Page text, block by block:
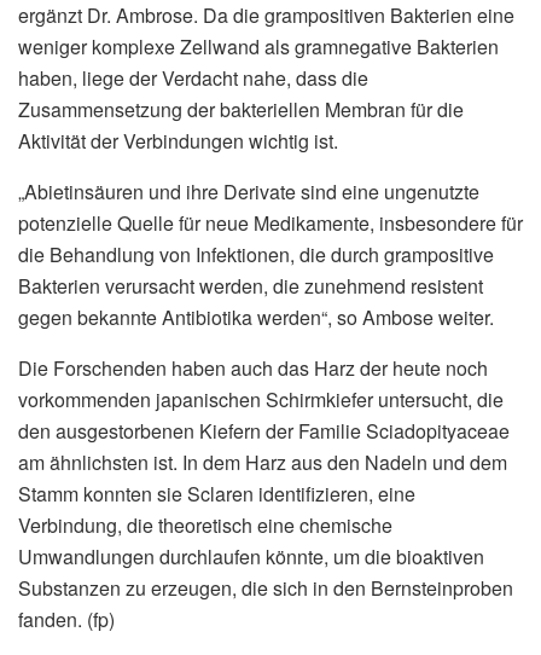
ergänzt Dr. Ambrose. Da die grampositiven Bakterien eine
weniger komplexe Zellwand als gramnegative Bakterien
haben, liege der Verdacht nahe, dass die
Zusammensetzung der bakteriellen Membran für die
Aktivität der Verbindungen wichtig ist.
„Abietinsäuren und ihre Derivate sind eine ungenutzte
potenzielle Quelle für neue Medikamente, insbesondere für
die Behandlung von Infektionen, die durch grampositive
Bakterien verursacht werden, die zunehmend resistent
gegen bekannte Antibiotika werden“, so Ambose weiter.
Die Forschenden haben auch das Harz der heute noch
vorkommenden japanischen Schirmkiefer untersucht, die
den ausgestorbenen Kiefern der Familie Sciadopityaceae
am ähnlichsten ist. In dem Harz aus den Nadeln und dem
Stamm konnten sie Sclaren identifizieren, eine
Verbindung, die theoretisch eine chemische
Umwandlungen durchlaufen könnte, um die bioaktiven
Substanzen zu erzeugen, die sich in den Bernsteinproben
fanden. (fp)